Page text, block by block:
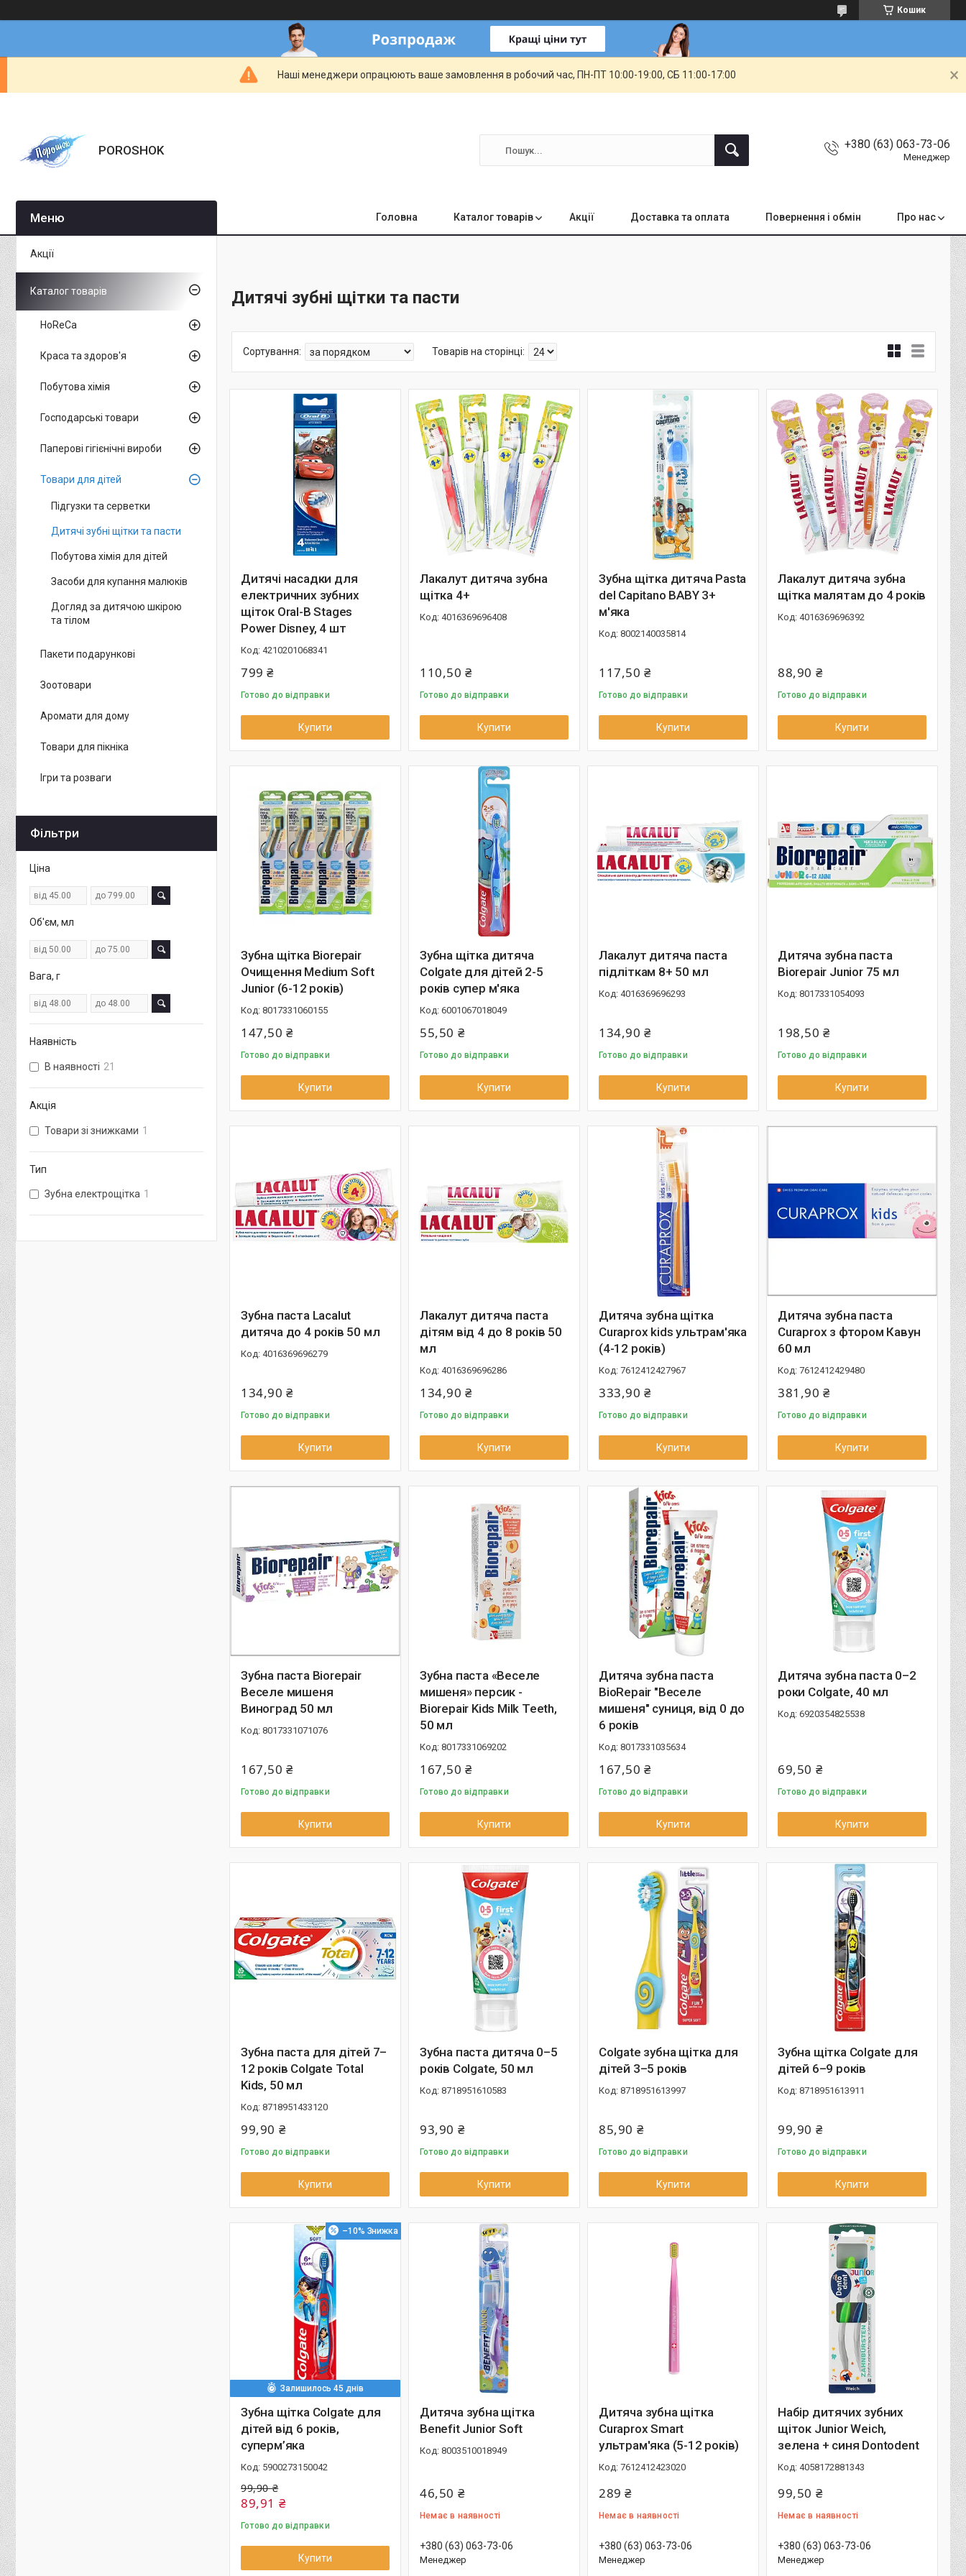
Кошик
Наші менеджери опрацюють ваше замовлення в робочий час, ПН-ПТ 10:00-19:00, СБ 11:00-17:00
POROSHOK +380 (63) 063-73-06
Менеджер
Головна Каталог товарів Акції Доставка та оплата Повернення і обмін Про нас
Дитячі зубні щітки та пасти
Дитячі насадки для
електричних зубних
щіток Oral-B Stages
Power Disney, 4 шт
4210201068341
799 ₴
Готово до відправки
Купити
Лакалут дитяча зубна
щітка 4+
4016369696408
110,50 ₴
Готово до відправки
Купити
Зубна щітка дитяча Pasta
del Capitano BABY 3+
м'яка
8002140035814
117,50 ₴
Готово до відправки
Купити
Лакалут дитяча зубна
щітка малятам до 4 років
4016369696392
88,90 ₴
Готово до відправки
Купити
Зубна щітка Biorepair
Очищення Medium Soft
Junior (6-12 років)
8017331060155
147,50 ₴
Готово до відправки
Купити
Зубна щітка дитяча
Colgate для дітей 2-5
років супер м'яка
6001067018049
55,50 ₴
Готово до відправки
Купити
Лакалут дитяча паста
підліткам 8+ 50 мл
4016369696293
134,90 ₴
Готово до відправки
Купити
Дитяча зубна паста
Biorepair Junior 75 мл
8017331054093
198,50 ₴
Готово до відправки
Купити
Зубна паста Lacalut
дитяча до 4 років 50 мл
4016369696279
134,90 ₴
Готово до відправки
Купити
Лакалут дитяча паста
дітям від 4 до 8 років 50
мл
4016369696286
134,90 ₴
Готово до відправки
Купити
Дитяча зубна щітка
Curaprox kids ультрам'яка
(4-12 років)
7612412427967
333,90 ₴
Готово до відправки
Купити
Дитяча зубна паста
Curaprox з фтором Кавун
60 мл
7612412429480
381,90 ₴
Готово до відправки
Купити
Зубна паста Biorepair
Веселе мишеня
Виноград 50 мл
8017331071076
167,50 ₴
Готово до відправки
Купити
Зубна паста «Веселе
мишеня» персик -
Biorepair Kids Milk Teeth,
50 мл
8017331069202
167,50 ₴
Готово до відправки
Купити
Дитяча зубна паста
BioRepair "Веселе
мишеня" суниця, від 0 до
6 років
8017331035634
167,50 ₴
Готово до відправки
Купити
Дитяча зубна паста 0–2
роки Colgate, 40 мл
6920354825538
69,50 ₴
Готово до відправки
Купити
Зубна паста для дітей 7–
12 років Colgate Total
Kids, 50 мл
8718951433120
99,90 ₴
Готово до відправки
Купити
Зубна паста дитяча 0–5
років Colgate, 50 мл
8718951610583
93,90 ₴
Готово до відправки
Купити
Colgate зубна щітка для
дітей 3–5 років
8718951613997
85,90 ₴
Готово до відправки
Купити
Зубна щітка Colgate для
дітей 6–9 років
8718951613911
99,90 ₴
Готово до відправки
Купити
–10%
Залишилось 45 днів
Зубна щітка Colgate для
дітей від 6 років,
суперм’яка
5900273150042
99,90 ₴
89,91 ₴
Готово до відправки
Купити
Дитяча зубна щітка
Benefit Junior Soft
8003510018949
46,50 ₴
Немає в наявності
+380 (63) 063-73-06
Менеджер
Дитяча зубна щітка
Curaprox Smart
ультрам'яка (5-12 років)
7612412423020
289 ₴
Немає в наявності
+380 (63) 063-73-06
Менеджер
Набір дитячих зубних
щіток Junior Weich,
зелена + синя Dontodent
4058172881343
99,50 ₴
Немає в наявності
+380 (63) 063-73-06
Менеджер
Акції
Каталог товарів
HoReCa
Краса та здоров'я
Побутова хімія
Господарські товари
Паперові гігієнічні вироби
Товари для дітей
Підгузки та серветки
Дитячі зубні щітки та пасти
Побутова хімія для дітей
Засоби для купання малюків
Догляд за дитячою шкірою
та тілом
Пакети подарункові
Зоотовари
Аромати для дому
Товари для пікніка
Ігри та розваги
Фільтри
Ціна
Об'єм, мл
Вага, г
Наявність
В наявності 21
Акція
Товари зі знижками 1
Тип
Зубна електрощітка 1